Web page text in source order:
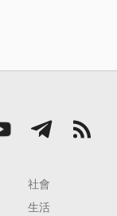
社會
生活